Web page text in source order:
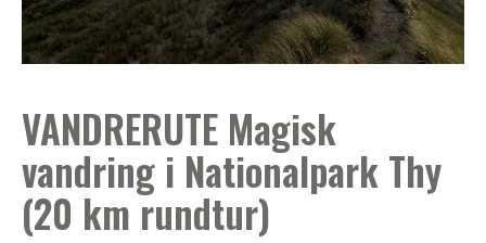
VANDRERUTE Magisk
vandring i Nationalpark Thy
(20 km rundtur)